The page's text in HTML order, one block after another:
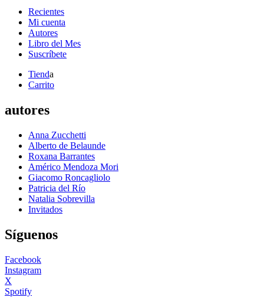
Recientes
Mi cuenta
Autores
Libro del Mes
Suscríbete
Tienda
Carrito
autores
Anna Zucchetti
Alberto de Belaunde
Roxana Barrantes
Américo Mendoza Mori
Giacomo Roncagliolo
Patricia del Río
Natalia Sobrevilla
Invitados
Síguenos
Facebook
Instagram
X
Spotify